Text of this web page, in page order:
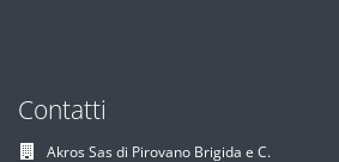
Contatti
Akros Sas di Pirovano Brigida e C.